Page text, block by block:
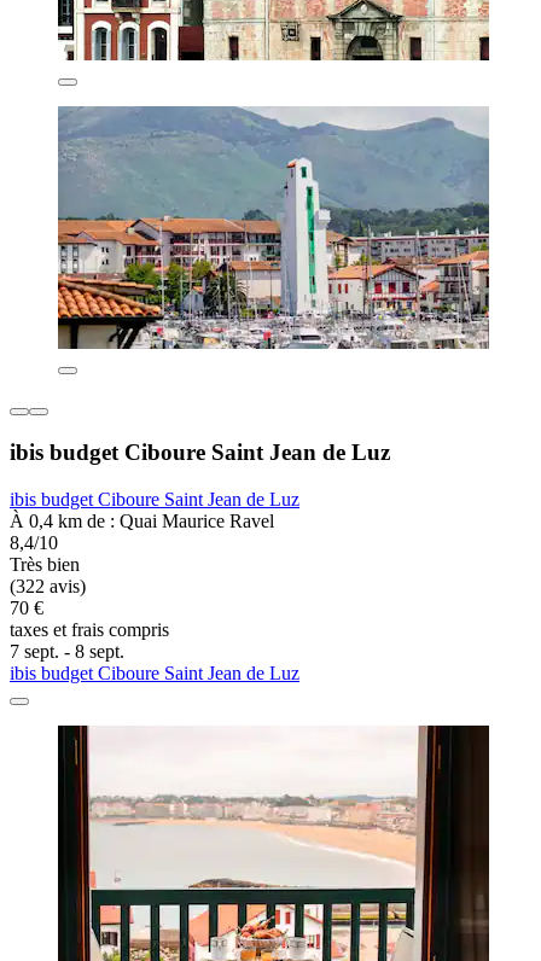
ibis budget Ciboure Saint Jean de Luz
ibis budget Ciboure Saint Jean de Luz
À 0,4 km de : Quai Maurice Ravel
8,4/10
Très bien
(322 avis)
70 €
taxes et frais compris
7 sept. - 8 sept.
ibis budget Ciboure Saint Jean de Luz